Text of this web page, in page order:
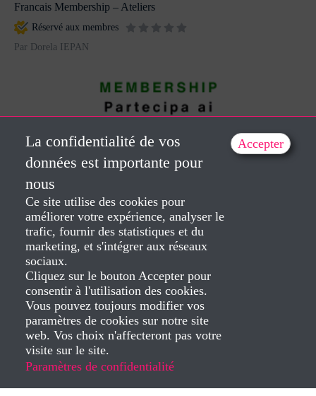
Francais Membership – Ateliers
Réservé aux membres
Par Dorela IEPAN
Italiano Membership – Workshops
Réservé aux membres
Par Dorela IEPAN
Created by Dorela Iepan 2025
La confidentialité de vos
données est importante pour
nous
Ce site utilise des cookies pour
améliorer votre expérience, analyser le
trafic, fournir des statistiques et du
marketing, et s'intégrer aux réseaux
sociaux.
Cliquez sur le bouton Accepter pour
consentir à l'utilisation des cookies.
Vous pouvez toujours modifier vos
paramètres de cookies sur notre site
web. Vos choix n'affecteront pas votre
visite sur le site.
Paramètres de confidentialité
Accepter